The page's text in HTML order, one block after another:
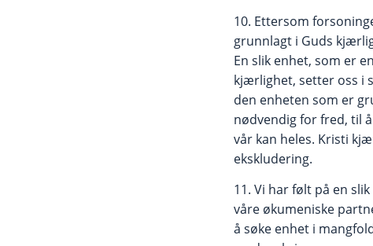
10. Ettersom
grunnlagt i Guds
En slik enhet, som er
kjærlighet, setter oss i
den enheten som er
nødvendig for fred, til
vår kan heles. Kristi
ekskludering.
11. Vi har følt på en
våre økumeniske
å søke enhet i